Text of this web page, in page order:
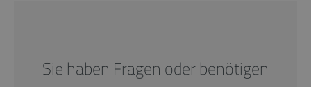
Sie haben Fragen oder benötigen